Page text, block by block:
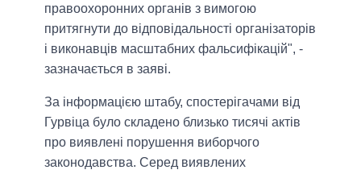
правоохоронних органів з вимогою
притягнути до відповідальності організаторів
і виконавців масштабних фальсифікацій", -
зазначається в заяві.
За інформацією штабу, спостерігачами від
Гурвіца було складено близько тисячі актів
про виявлені порушення виборчого
законодавства. Серед виявлених